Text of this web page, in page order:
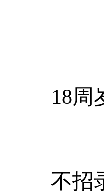
（
（
18周
（
不招